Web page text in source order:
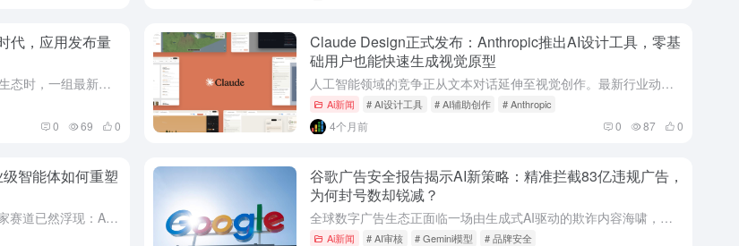
代，应用发布量
当业界还在争论人工智能是否会终结传统应用生态时，一组最新数据给出了截然相反的答案。市场消息显示，全球两大主流应用商店在2026年第一季度迎来了应用发布量的爆炸式增长，同比增长高达60%。其中，iOS平...
0 69 0
Claude Design正式发布：Anthropic推出AI设计工具，零基
础用户也能快速生成视觉原型
人工智能领域的竞争正从文本对话延伸至视觉创作。最新行业动态指出，AI公司Anthropic已正式推出一款名为Claude Design的实验性产品，旨在让非设计背景的用户仅通过文字描述，就能快速生成演...
Ai新闻 # AI设计工具 # AI辅助创作 # Anthropic
4个月前 0 87 0
智能体如何重塑
生成式AI浪潮席卷全球三年后，一个清晰的赢家赛道已然浮现：AI辅助编程。当众多科技巨头和初创公司仍在探索商业化路径时，企业级AI编码工具已悄然成为资本竞逐的焦点。最新市场动态显示，一家名为Factor...
谷歌广告安全报告揭示AI新策略：精准拦截83亿违规广告，
为何封号数却锐减？
全球数字广告生态正面临一场由生成式AI驱动的欺诈内容海啸，而平台方的防御策略也迎来了根本性转变。最新行业动态指出，2025年，一家科技巨头在全球范围内拦截了创纪录的83亿条违规广告，较前一年激增超过6...
Ai新闻 # AI审核 # Gemini模型 # 品牌安全